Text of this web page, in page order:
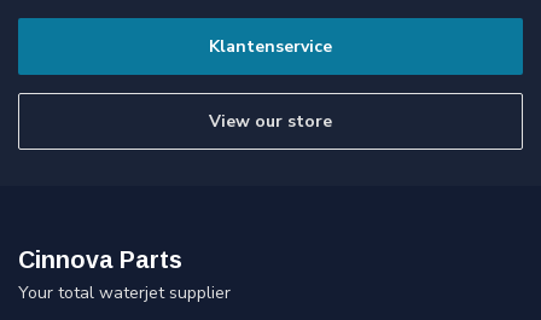
Klantenservice
View our store
Cinnova Parts
Your total waterjet supplier